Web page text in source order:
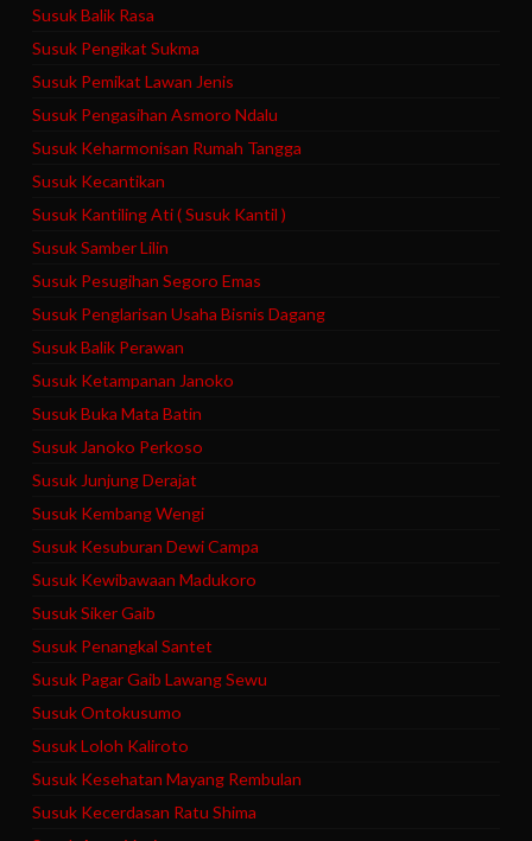
Susuk Balik Rasa
Susuk Pengikat Sukma
Susuk Pemikat Lawan Jenis
Susuk Pengasihan Asmoro Ndalu
Susuk Keharmonisan Rumah Tangga
Susuk Kecantikan
Susuk Kantiling Ati ( Susuk Kantil )
Susuk Samber Lilin
Susuk Pesugihan Segoro Emas
Susuk Penglarisan Usaha Bisnis Dagang
Susuk Balik Perawan
Susuk Ketampanan Janoko
Susuk Buka Mata Batin
Susuk Janoko Perkoso
Susuk Junjung Derajat
Susuk Kembang Wengi
Susuk Kesuburan Dewi Campa
Susuk Kewibawaan Madukoro
Susuk Siker Gaib
Susuk Penangkal Santet
Susuk Pagar Gaib Lawang Sewu
Susuk Ontokusumo
Susuk Loloh Kaliroto
Susuk Kesehatan Mayang Rembulan
Susuk Kecerdasan Ratu Shima